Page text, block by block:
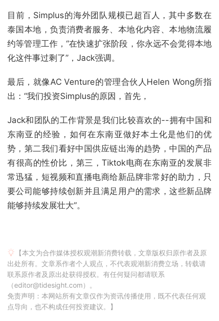
目前，Simplus的海外团队规模已超百人，其中多数在
泰国本地，负责消费者服务、本地化内容、本地物流履
约等管理工作，“在快速扩张阶段，你永远不会觉得本地
化这件事过剩了”，Jack强调。
最后，就像AC Venture的管理合伙人Helen Wong所指
出：“我们投资Simplus的原因，首先，
Jack和团队的工作背景是我们比较喜欢的--拥有中国和
东南亚的经验，如何在东南亚做好本土化是他们的优
势，第二我们看好中国供应链出海的趋势，中国的产品
有很高的性价比，第三，Tiktok电商在东南亚的发展非
常迅猛，短视频和直播电商给新品牌非常好的助力，只
要公司能够持续创新并且满足用户的需求，这些新品牌
能够持续发展壮大”。
【本文为合作媒体授权观潮新消费转载，文章版权归原作者及原
出处所有。文章系作者个人观点，不代表观潮新消费立场，转载请
联系原作者及原出处获得授权。有任何疑问都请联系
（editor@tidesight.com）。
免责声明：本网站所有文章仅作为资讯传播使用，既不代表任何观
点导向，也不构成任何投资建议。】